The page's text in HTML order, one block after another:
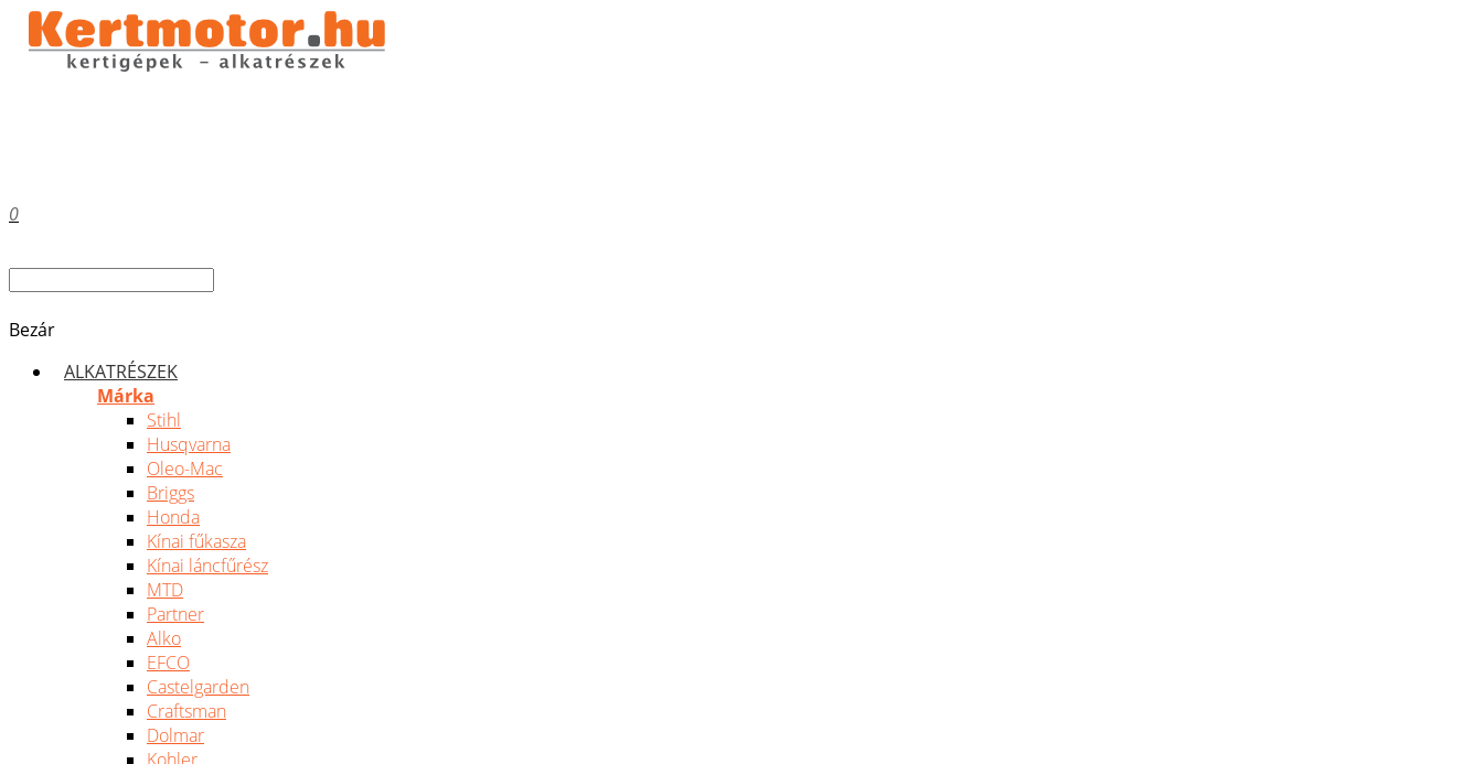
0
Bezár
ALKATRÉSZEK
Márka
Stihl
Husqvarna
Oleo-Mac
Briggs
Honda
Kínai fűkasza
Kínai láncfűrész
MTD
Partner
Alko
EFCO
Castelgarden
Craftsman
Dolmar